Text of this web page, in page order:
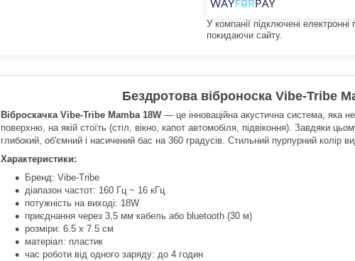
У компанії підключені
покидаючи сайту.
Бездротова віброноска Vibe-Tribe
Віброскачка Vibe-Tribe Mamba 18W— це інноваційна акустична система, яка не
поверхню, на якій стоїть (стіл, вікно, капот автомобіля, підвіконня). Завдяки
глибокий, об'ємний і насичений бас на 360 градусів. Стильний пурпурний колір
Характеристики:
Бренд: Vibe-Tribe
діапазон частот: 160 Гц ~ 16 кГц
потужність на виході: 18W
приєднання через 3,5 мм кабель або bluetooth (30 м)
розміри: 6.5 х 7.5 см
матеріал: пластик
час роботи від одного заряду: до 4 годин